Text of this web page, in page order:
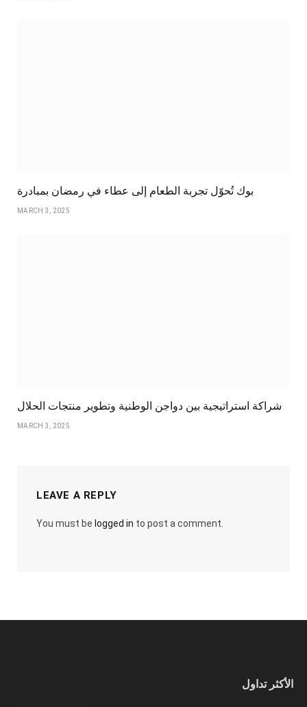
بوك تُحوّل تجربة الطعام إلى عطاء في رمضان بمبادرة
MARCH 3, 2025
شراكة استراتيجية بين دواجن الوطنية وتطوير منتجات الحلال
MARCH 3, 2025
LEAVE A REPLY
You must be logged in to post a comment.
الأكثر تداول